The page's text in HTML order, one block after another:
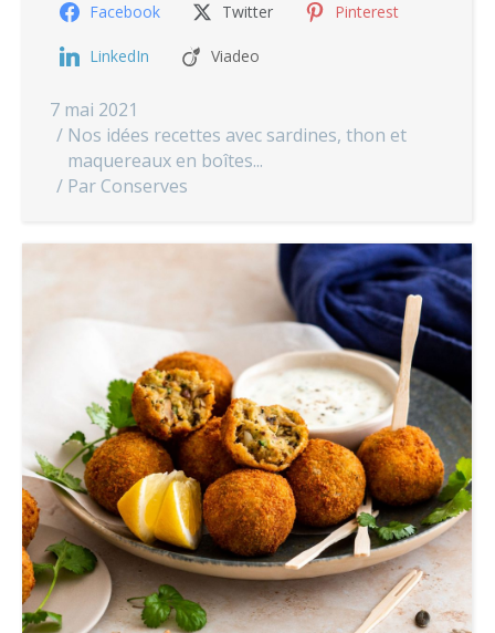
Facebook Twitter Pinterest
LinkedIn Viadeo
7 mai 2021
Nos idées recettes avec sardines, thon et
maquereaux en boîtes...
Par Conserves